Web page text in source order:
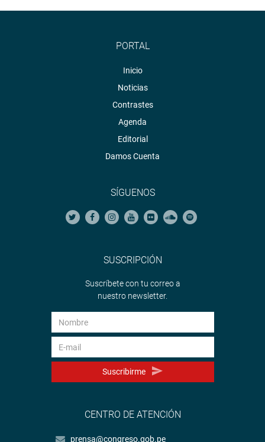
PORTAL
Inicio
Noticias
Contrastes
Agenda
Editorial
Damos Cuenta
SÍGUENOS
SUSCRIPCIÓN
Suscríbete con tu correo a
nuestro newsletter.
Suscribirme
CENTRO DE ATENCIÓN
prensa@congreso.gob.pe